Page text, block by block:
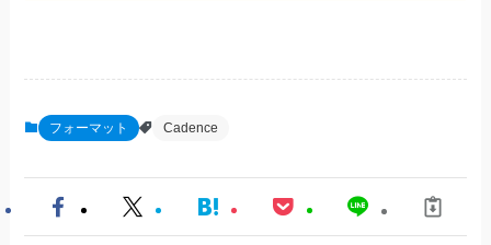
フォーマット Cadence